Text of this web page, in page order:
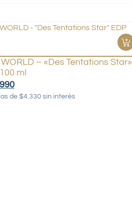
WORLD – «Des Tentations Star»
ml
de $4.330 sin interés